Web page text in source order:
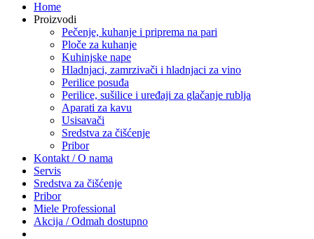
Home
Proizvodi
Pečenje, kuhanje i priprema na pari
Ploče za kuhanje
Kuhinjske nape
Hladnjaci, zamrzivači i hladnjaci za vino
Perilice posuđa
Perilice, sušilice i uređaji za glačanje rublja
Aparati za kavu
Usisavači
Sredstva za čišćenje
Pribor
Kontakt / O nama
Servis
Sredstva za čišćenje
Pribor
Miele Professional
Akcija / Odmah dostupno